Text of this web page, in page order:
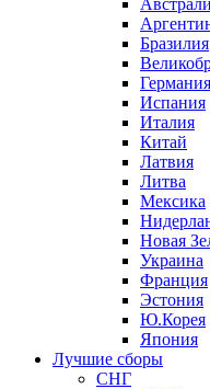
Бразилия
Германия
Испания
Италия
Китай
Латвия
Литва
Мексика
Новая
Украина
Франция
Эстония
Ю.Корея
Япония
Лучшие сборы
СНГ